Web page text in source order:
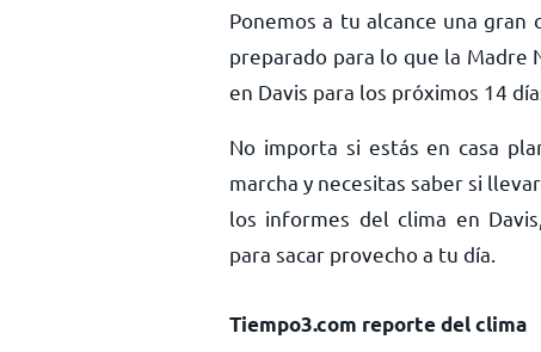
Ponemos a tu alcance una gran
preparado para lo que la Madre
en Davis para los próximos 14
No importa si estás en casa
marcha y necesitas saber si
los informes del clima en
para sacar provecho a tu día.
Tiempo3.com reporte del clima